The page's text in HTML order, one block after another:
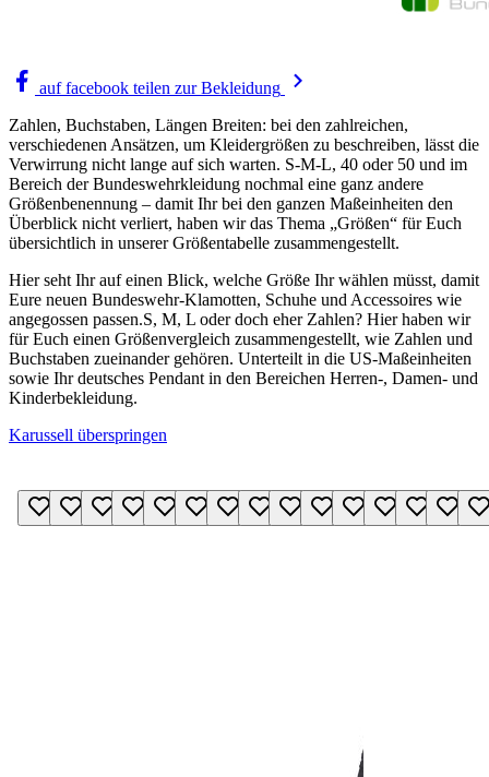
auf facebook teilen zur Bekleidung
Zahlen, Buchstaben, Längen Breiten: bei den zahlreichen,
verschiedenen Ansätzen, um Kleidergrößen zu beschreiben, lässt die
Verwirrung nicht lange auf sich warten. S-M-L, 40 oder 50 und im
Bereich der Bundeswehrkleidung nochmal eine ganz andere
Größenbenennung – damit Ihr bei den ganzen Maßeinheiten den
Überblick nicht verliert, haben wir das Thema „Größen“ für Euch
übersichtlich in unserer Größentabelle zusammengestellt.
Hier seht Ihr auf einen Blick, welche Größe Ihr wählen müsst, damit
Eure neuen Bundeswehr-Klamotten, Schuhe und Accessoires wie
angegossen passen.S, M, L oder doch eher Zahlen? Hier haben wir
für Euch einen Größenvergleich zusammengestellt, wie Zahlen und
Buchstaben zueinander gehören. Unterteilt in die US-Maßeinheiten
sowie Ihr deutsches Pendant in den Bereichen Herren-, Damen- und
Kinderbekleidung.
Karussell überspringen